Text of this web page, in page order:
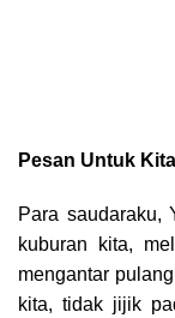
Pesan Untuk Kita
Para saudaraku,
kuburan kita,
mengantar
kita, tidak jijik